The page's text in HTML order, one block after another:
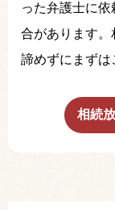
った弁護士に
合があります。
諦めずにまずは
相続